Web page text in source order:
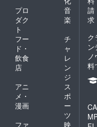
プロ
ダク
ト
音
楽
フー
ド・
飲食
店
チ
ャ
レ
ン
ジ
アニ
メ・
漫画
ス
ポ
ー
ツ
ファ
映
請
求
ク
料
CA